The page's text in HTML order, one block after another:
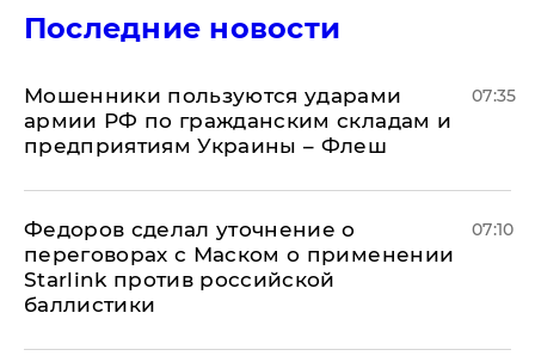
Последние новости
Мошенники пользуются ударами
армии РФ по гражданским складам и
предприятиям Украины – Флеш
07:35
Федоров сделал уточнение о
переговорах с Маском о применении
Starlink против российской
баллистики
07:10